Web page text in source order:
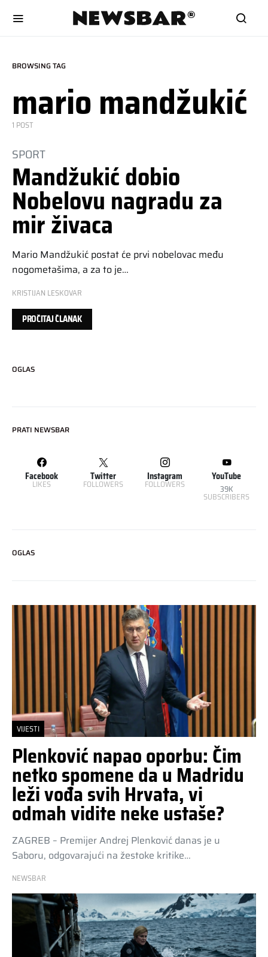
BROWSING TAG
mario mandžukić
1 POST
SPORT
Mandžukić dobio
Nobelovu nagradu za
mir živaca
Mario Mandžukić postat će prvi nobelovac među
nogometašima, a za to je…
KRISTIJAN LESKOVAR
PROČITAJ ČLANAK
OGLAS
PRATI NEWSBAR
Facebook
LIKES
Twitter
FOLLOWERS
Instagram
FOLLOWERS
YouTube
39K
SUBSCRIBERS
OGLAS
VIJESTI
Plenković napao oporbu: Čim
netko spomene da u Madridu
leži vođa svih Hrvata, vi
odmah vidite neke ustaše?
ZAGREB – Premijer Andrej Plenković danas je u
Saboru, odgovarajući na žestoke kritike…
NEWSBAR